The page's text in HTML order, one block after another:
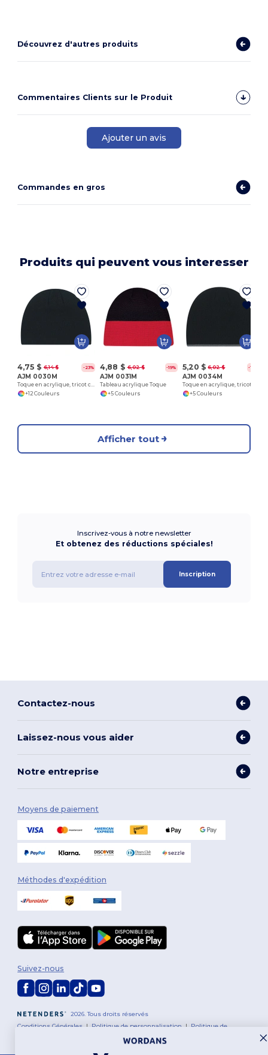
Découvrez d'autres produits
Commentaires Clients sur le Produit
Ajouter un avis
Commandes en gros
Produits qui peuvent vous interesser
4,75 $ 6,14 $ -23%
AJM 0030M
Toque en acrylique, tricot côtelé
+12 Couleurs
4,88 $ 6,02 $ -19%
AJM 0031M
Tableau acrylique Toque
+5 Couleurs
5,20 $ 6,02 $ -14%
AJM 0034M
+5 Couleurs
Afficher tout
Inscrivez-vous à notre newsletter
Et obtenez des réductions spéciales!
Inscription
Contactez-nous
Laissez-nous vous aider
Notre entreprise
Moyens de paiement
Méthodes d'expédition
2026. Tous droits réservés
Conditions Générales | Politique de personnalisation | Politique de
Suivez-nous